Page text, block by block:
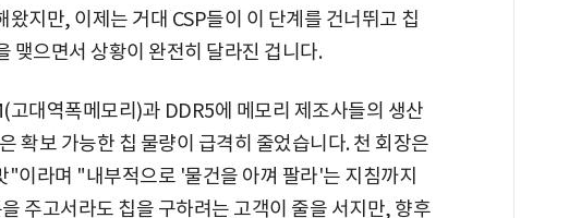
지만, 이제는 거대 CSP들이 이 단계를 건너뛰고 칩
맺으면서 상황이 완전히 달라진 겁니다.
대역폭메모리)과 DDR5에 메모리 제조사들의 생산
확보 가능한 칩 물량이 급격히 줄었습니다. 천 회장은
"이라며 "내부적으로 '물건을 아껴 팔라'는 지침까지
주고서라도 칩을 구하려는 고객이 줄을 서지만, 향후